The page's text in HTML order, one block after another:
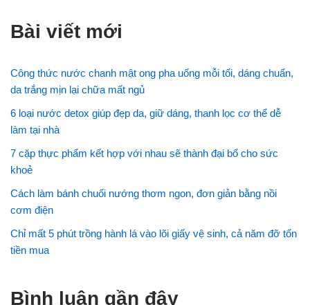
Bài viết mới
Công thức nước chanh mật ong pha uống mỗi tối, dáng chuẩn,
da trắng mịn lại chữa mất ngủ
6 loại nước detox giúp đẹp da, giữ dáng, thanh lọc cơ thể dễ
làm tại nhà
7 cặp thực phẩm kết hợp với nhau sẽ thành đại bổ cho sức
khoẻ
Cách làm bánh chuối nướng thơm ngon, đơn giản bằng nồi
cơm điện
Chỉ mất 5 phút trồng hành lá vào lõi giấy vệ sinh, cả năm đỡ tốn
tiền mua
Bình luận gần đây